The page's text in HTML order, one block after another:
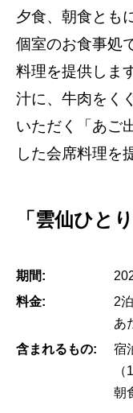
夕食、朝食とも
個室のお食事処
料理を提供しま
汁に、牛肉をく
いただく「あご
した会席料理を
「雲仙ひと
期間:
料金:
2
あ
含まれるもの:
宿
朝